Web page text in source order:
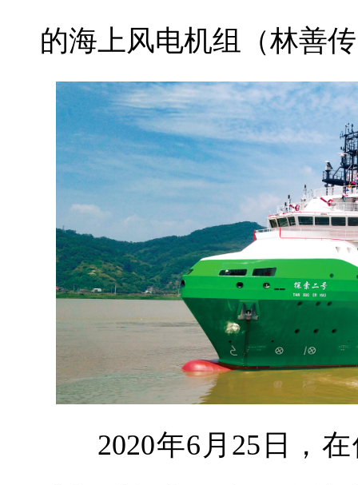
的海上风电机组（林善
2020年6月25日，